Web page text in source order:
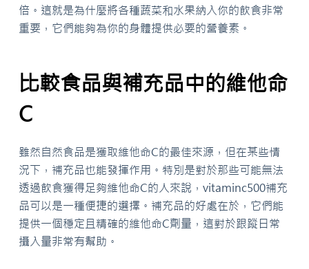
倍。這就是為什麼將各種蔬菜和水果納入你的飲食非常
重要，它們能夠為你的身體提供必要的營養素。
比較食品與補充品中的維他命
C
雖然自然食品是獲取維他命C的最佳來源，但在某些情
況下，補充品也能發揮作用。特別是對於那些可能無法
透過飲食獲得足夠維他命C的人來說，vitaminc500補充
品可以是一種便捷的選擇。補充品的好處在於，它們能
提供一個穩定且精確的維他命C劑量，這對於跟蹤日常
攝入量非常有幫助。